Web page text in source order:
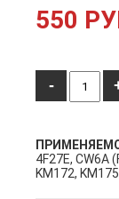
550
-
4F27E, CW6A
KM172,